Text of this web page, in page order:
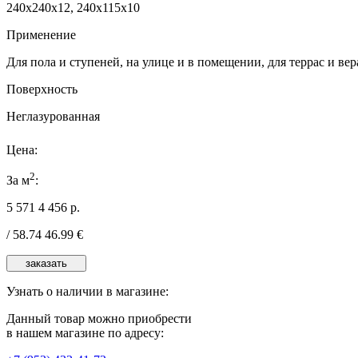
240x240x12, 240x115x10
Применение
Для пола и ступеней, на улице и в помещении, для террас и
Поверхность
Неглазурованная
Цена:
За м2:
5 571 4 456 р.
/ 58.74 46.99 €
Узнать о наличии в магазине:
Данный товар можно приобрести
в нашем магазине по адресу: